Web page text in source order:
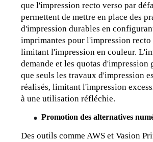
que l'impression recto verso par
permettent de mettre en place des
d'impression durables en
imprimantes pour l'impression recto
limitant l'impression en couleur.
demande et les quotas d'impression
que seuls les travaux d'impression
réalisés, limitant l'impression
à une utilisation réfléchie.
Promotion des alternatives
Des outils comme AWS et Vasion